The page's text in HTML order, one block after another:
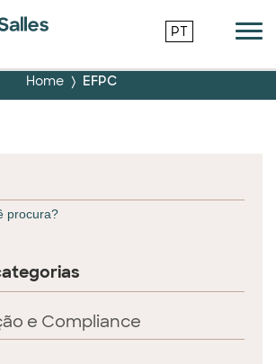
PT
Home EFPC
e Compliance